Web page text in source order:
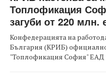
Топлофикация
загуби от 220 млн.
Конфедерацията на
България (КРИБ) официално
"Топлофикация София" ЕАД